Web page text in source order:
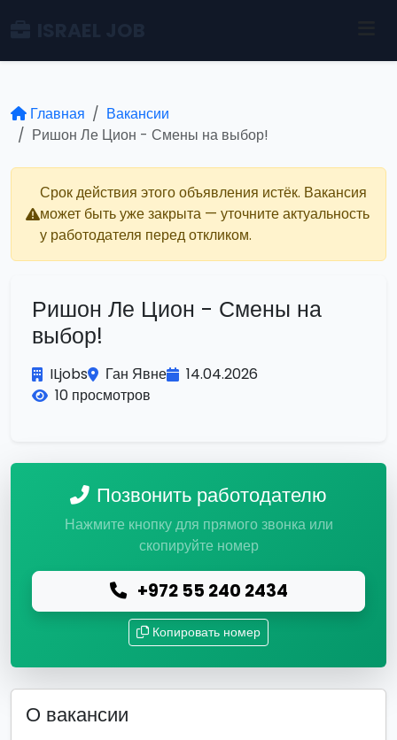
Главная
Вакансии
Ришон Ле Цион - Смены на выбор!
Срок действия этого объявления истёк. Вакансия
может быть уже закрыта — уточните актуальность
у работодателя перед откликом.
Ришон Ле Цион - Смены на
выбор!
ILjobs Ган Явне
14.04.2026
10 просмотров
Позвонить работодателю
Нажмите кнопку для прямого звонка или
скопируйте номер
+972 55 240 2434
Копировать номер
О вакансии